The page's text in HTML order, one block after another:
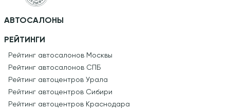
АВТОСАЛОНЫ
РЕЙТИНГИ
Рейтинг автосалонов Москвы
Рейтинг автосалонов СПБ
Рейтинг автоцентров Урала
Рейтинг автоцентров Сибири
Рейтинг автоцентров Краснодара